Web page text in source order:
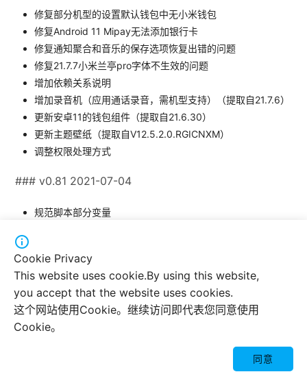
修复部分机型的设置默认钱包中无小米钱包
修复Android 11 Mipay无法添加银行卡
修复通知聚合和音乐的保存选项恢复出错的问题
修复21.7.7小米兰亭pro字体不生效的问题
增加依赖关系说明
增加录音机（应用通话录音，需机型支持）（提取自21.7.6）
更新安卓11的钱包组件（提取自21.6.30）
更新主题壁纸（提取自V12.5.2.0.RGICNXM）
调整权限处理方式
### v0.81 2021-07-04
规范脚本部分变量
本）
删除部分直接安装就能使用的系统组件
### v0.80 2021-06-27


Cookie Privacy
This website uses cookie.By using this website,
you accept that the website uses cookies.
这个网站使用Cookie。继续访问即代表您同意使用
Cookie。
同意